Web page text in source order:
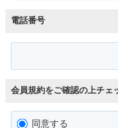
電話番号
会員規約をご確認の上チェ
同意する